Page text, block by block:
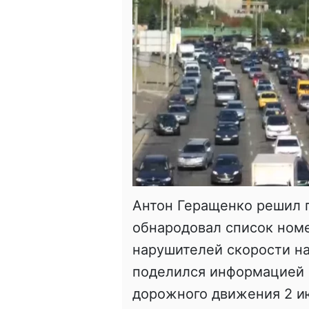
Антон Геращенко решил
обнародовал список
нарушителей скорости
поделился информацией
дорожного движения 2